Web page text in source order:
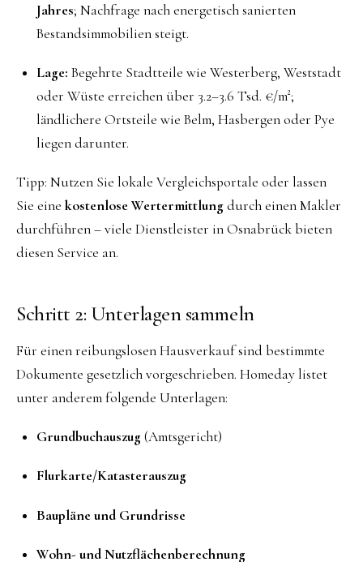
Jahres; Nachfrage nach energetisch sanierten
Bestandsimmobilien steigt.
Lage: Begehrte Stadtteile wie Westerberg, Weststadt
oder Wüste erreichen über 3.2–3.6 Tsd. €/m²;
ländlichere Ortsteile wie Belm, Hasbergen oder Pye
liegen darunter.
Tipp: Nutzen Sie lokale Vergleichsportale oder lassen
Sie eine kostenlose Wertermittlung durch einen Makler
durchführen – viele Dienstleister in Osnabrück bieten
diesen Service an.
Schritt 2: Unterlagen sammeln
Für einen reibungslosen Hausverkauf sind bestimmte
Dokumente gesetzlich vorgeschrieben. Homeday listet
unter anderem folgende Unterlagen:
Grundbuchauszug (Amtsgericht)
Flurkarte/Katasterauszug
Baupläne und Grundrisse
Wohn- und Nutzflächenberechnung